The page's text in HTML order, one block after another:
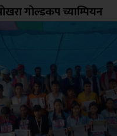
गोल्डकप च्याम्पियन